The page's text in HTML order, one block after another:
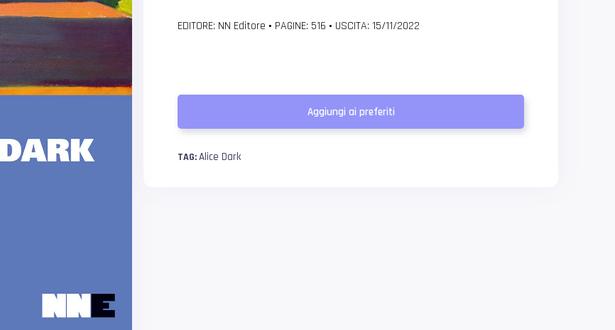
EDITORE: NN Editore • PAGINE: 516 • USCITA: 15/11/2022
Aggiungi ai preferiti
TAG:Alice Dark